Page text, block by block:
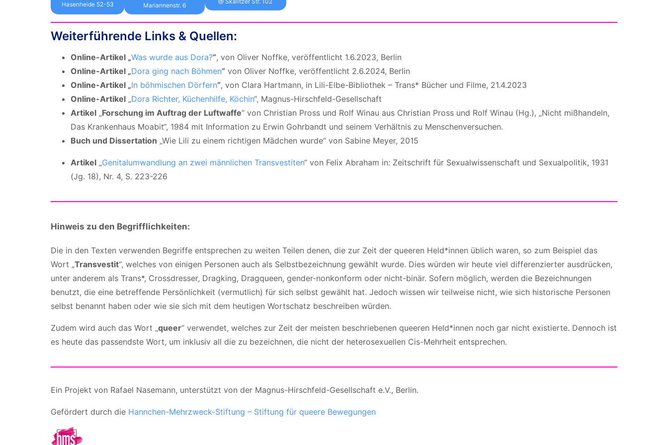
Hasenheide 52-53
Mariannenstr. 6
Weiterführende Links & Quellen:
Online-Artikel „Was wurde aus Dora?“, von Oliver Noffke, veröffentlicht 1.6.2023, Berlin
Online-Artikel „Dora ging nach Böhmen“ von Oliver Noffke, veröffentlicht 2.6.2024, Berlin
Online-Artikel „In böhmischen Dörfern“, von Clara Hartmann, in Lili-Elbe-Bibliothek – Trans* Bücher und Filme, 21.4.2023
Online-Artikel „Dora Richter, Küchenhilfe, Köchin“, Magnus-Hirschfeld-Gesellschaft
Artikel „Forschung im Auftrag der Luftwaffe“ von Christian Pross und Rolf Winau aus Christian Pross und Rolf Winau (Hg.), „Nicht mißhandeln,
Das Krankenhaus Moabit“, 1984 mit Information zu Erwin Gohrbandt und seinem Verhältnis zu Menschenversuchen.
Buch und Dissertation „Wie Lili zu einem richtigen Mädchen wurde“ von Sabine Meyer, 2015
Artikel „Genitalumwandlung an zwei männlichen Transvestiten“ von Felix Abraham in: Zeitschrift für Sexualwissenschaft und Sexualpolitik, 1931
(Jg. 18), Nr. 4, S. 223-226
Hinweis zu den Begrifflichkeiten:
Die in den Texten verwenden Begriffe entsprechen zu weiten Teilen denen, die zur Zeit der queeren Held*innen üblich waren, so zum Beispiel das
Wort „Transvestit“, welches von einigen Personen auch als Selbstbezeichnung gewählt wurde. Dies würden wir heute viel differenzierter ausdrücken,
unter anderem als Trans*, Crossdresser, Dragking, Dragqueen, gender-nonkonform oder nicht-binär. Sofern möglich, werden die Bezeichnungen
benutzt, die eine betreffende Persönlichkeit (vermutlich) für sich selbst gewählt hat. Jedoch wissen wir teilweise nicht, wie sich historische Personen
selbst benannt haben oder wie sie sich mit dem heutigen Wortschatz beschreiben würden.
Zudem wird auch das Wort „queer“ verwendet, welches zur Zeit der meisten beschriebenen queeren Held*innen noch gar nicht existierte. Dennoch ist
es heute das passendste Wort, um inklusiv all die zu bezeichnen, die nicht der heterosexuellen Cis-Mehrheit entsprechen.
Ein Projekt von Rafael Nasemann, unterstützt von der Magnus-Hirschfeld-Gesellschaft e.V., Berlin.
Gefördert durch die Hannchen-Mehrzweck-Stiftung – Stiftung für queere Bewegungen